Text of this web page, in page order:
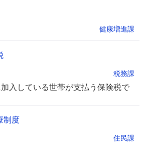
健康増進課
税務課
入している世帯が支払う保険税で
制度
住民課